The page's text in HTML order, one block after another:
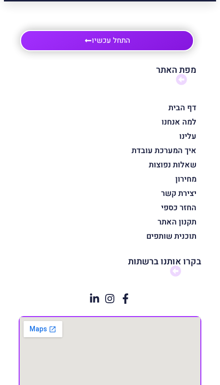
התחל עכשיו
מפת האתר
דף הבית
למה אנחנו
עלינו
איך המערכת עובדת
שאלות נפוצות
מחירון
יצירת קשר
החזר כספי
תקנון האתר
תוכנית שותפים
בקרו אותנו ברשתות